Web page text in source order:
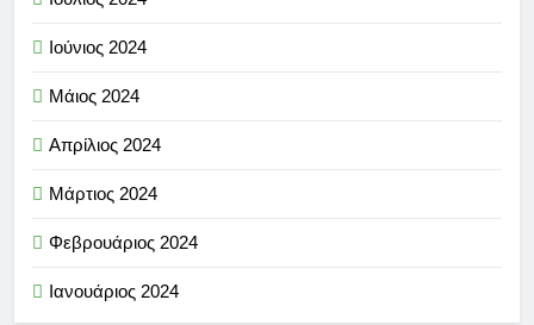
Ιούνιος 2024
Μάιος 2024
Απρίλιος 2024
Μάρτιος 2024
Φεβρουάριος 2024
Ιανουάριος 2024